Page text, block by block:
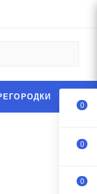
0
0
0